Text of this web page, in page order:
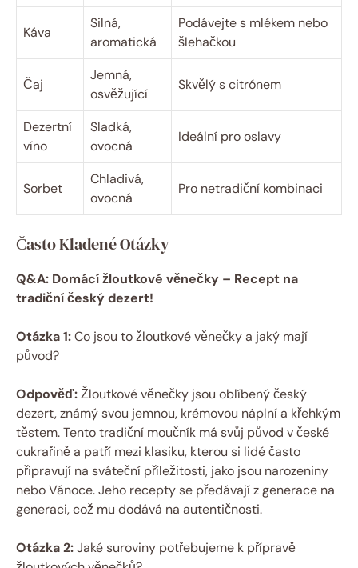
Káva
Silná,
aromatická
Podávejte s mlékem nebo
šlehačkou
Čaj
Jemná,
osvěžující
Skvělý s citrónem
Dezertní
víno
Sladká,
ovocná
Ideální pro oslavy
Sorbet
Chladivá,
ovocná
Pro netradiční kombinaci
Často Kladené Otázky
Q&A: Domácí žloutkové věnečky – Recept na
tradiční český dezert!
Otázka 1:Co jsou to žloutkové věnečky a jaký mají
původ?
Odpověď:Žloutkové věnečky jsou oblíbený český
dezert, známý svou jemnou, krémovou náplní a křehkým
těstem. Tento tradiční moučník má svůj původ v české
cukrařině a patří mezi klasiku, kterou si lidé často
připravují na sváteční příležitosti, jako jsou narozeniny
nebo Vánoce. Jeho recepty se předávají z generace na
generaci, což mu dodává na autentičnosti.
Otázka 2:Jaké suroviny potřebujeme k přípravě